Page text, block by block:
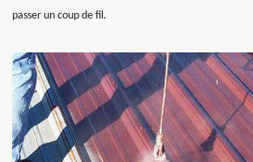
passer un coup de fil.